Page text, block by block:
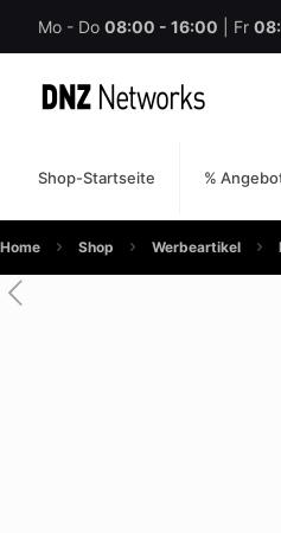
Mo - Do 08:00 - 16:00 | Fr
Shop-Startseite %
Home Shop Werbeartikel